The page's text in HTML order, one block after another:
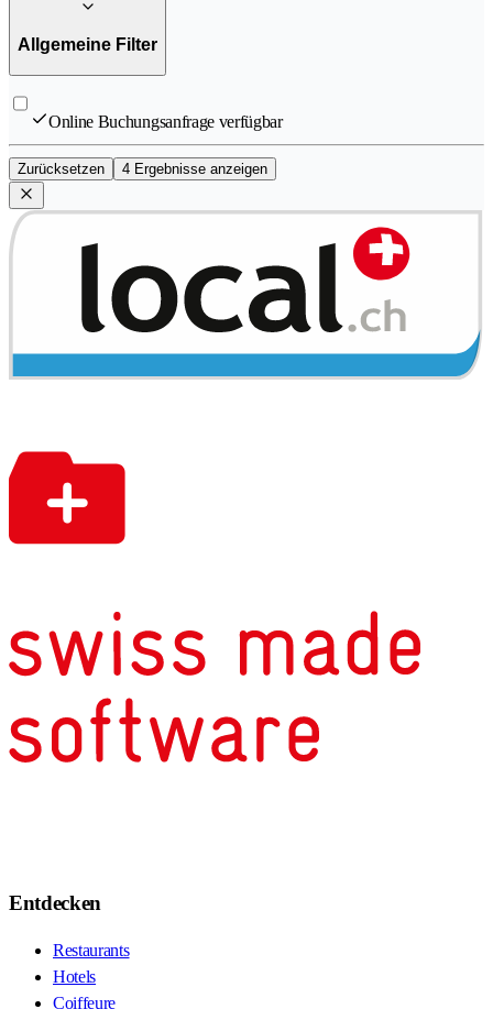
Allgemeine Filter
Online Buchungsanfrage verfügbar
Zurücksetzen 4 Ergebnisse anzeigen
Entdecken
Restaurants
Hotels
Coiffeure